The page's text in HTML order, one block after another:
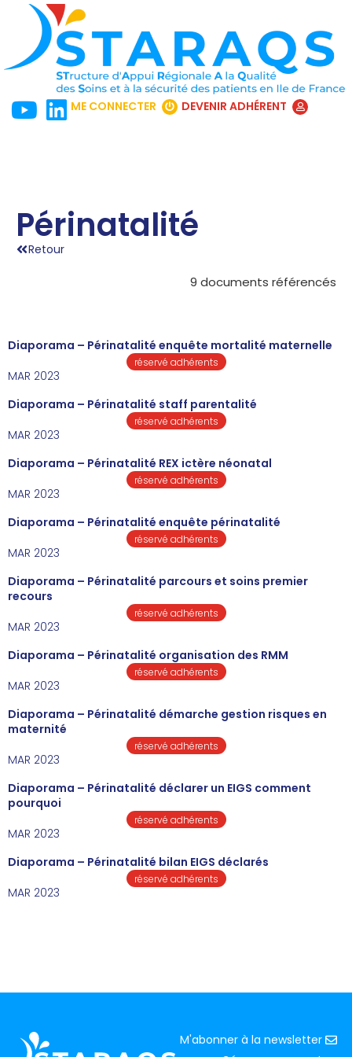
ME CONNECTER DEVENIR ADHÉRENT
Périnatalité
Retour
9 documents référencés
Diaporama – Périnatalité enquête mortalité maternelle
réservé adhérents
MAR 2023
Diaporama – Périnatalité staff parentalité
réservé adhérents
MAR 2023
Diaporama – Périnatalité REX ictère néonatal
réservé adhérents
MAR 2023
Diaporama – Périnatalité enquête périnatalité
réservé adhérents
MAR 2023
Diaporama – Périnatalité parcours et soins premier
recours
réservé adhérents
MAR 2023
Diaporama – Périnatalité organisation des RMM
réservé adhérents
MAR 2023
Diaporama – Périnatalité démarche gestion risques en
maternité
réservé adhérents
MAR 2023
Diaporama – Périnatalité déclarer un EIGS comment
pourquoi
réservé adhérents
MAR 2023
Diaporama – Périnatalité bilan EIGS déclarés
réservé adhérents
MAR 2023
M'abonner à la newsletter